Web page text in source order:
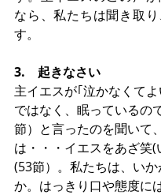
なら、私たちは聞き取
す。
3.　起きなさい
主イエスが｢泣かなくて
ではなく、眠っているの
節）と言ったのを聞いて
は・・・イエスをあざ笑(
(53節）。私たちは、いか
か。はっきり口や態度に